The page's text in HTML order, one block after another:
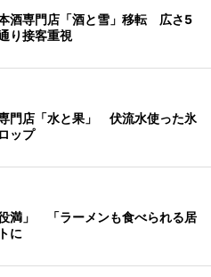
酒専門店「酒と雪」移転 広さ5
り接客重視
門店「水と果」 伏流水使った氷
ップ
満」 「ラーメンも食べられる居
に